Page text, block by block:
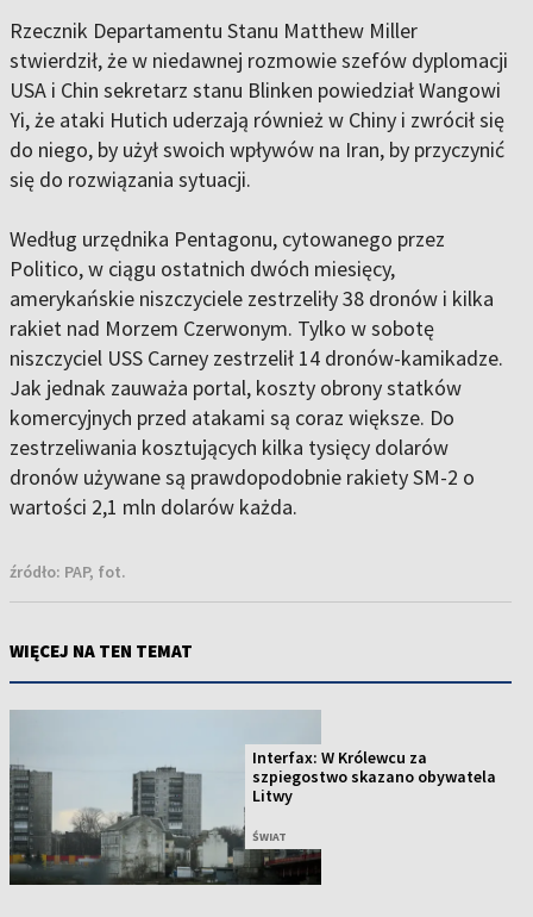
Rzecznik Departamentu Stanu Matthew Miller
stwierdził, że w niedawnej rozmowie szefów dyplomacji
USA i Chin sekretarz stanu Blinken powiedział Wangowi
Yi, że ataki Hutich uderzają również w Chiny i zwrócił się
do niego, by użył swoich wpływów na Iran, by przyczynić
się do rozwiązania sytuacji.
Według urzędnika Pentagonu, cytowanego przez
Politico, w ciągu ostatnich dwóch miesięcy,
amerykańskie niszczyciele zestrzeliły 38 dronów i kilka
rakiet nad Morzem Czerwonym. Tylko w sobotę
niszczyciel USS Carney zestrzelił 14 dronów-kamikadze.
Jak jednak zauważa portal, koszty obrony statków
komercyjnych przed atakami są coraz większe. Do
zestrzeliwania kosztujących kilka tysięcy dolarów
dronów używane są prawdopodobnie rakiety SM-2 o
wartości 2,1 mln dolarów każda.
źródło: PAP, fot.
WIĘCEJ NA TEN TEMAT
Interfax: W Królewcu za
szpiegostwo skazano obywatela
Litwy
ŚWIAT